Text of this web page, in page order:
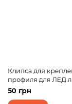
Клипса для
профиля для ЛЕД
054
50 грн